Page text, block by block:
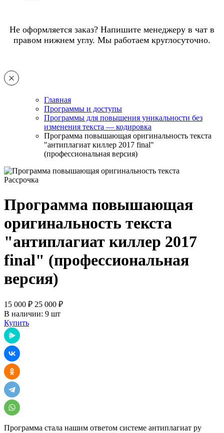
Не оформляется заказ? Напишите менеджеру в чат в
правом нижнем углу. Мы работаем круглосуточно.
Главная
Программы и доступы
Программы для повышения уникальности без
изменения текста — кодировка
Программа повышающая оригинальность текста
"антиплагиат киллер 2017 final"
(профессиональная версия)
Рассрочка
Программа повышающая
оригинальность текста
"антиплагиат киллер 2017
final" (профессиональная
версия)
15 000 ₽ 25 000 ₽
В наличии: 9 шт
Купить
Программа стала нашим ответом системе антиплагиат ру